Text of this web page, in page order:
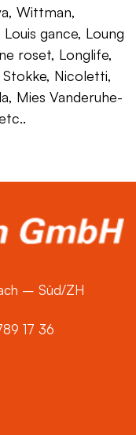
Wittman,
gance, Loung
roset, Longlife,
Nicoletti,
Mies Vanderuhe-
– Süd/ZH
17 36